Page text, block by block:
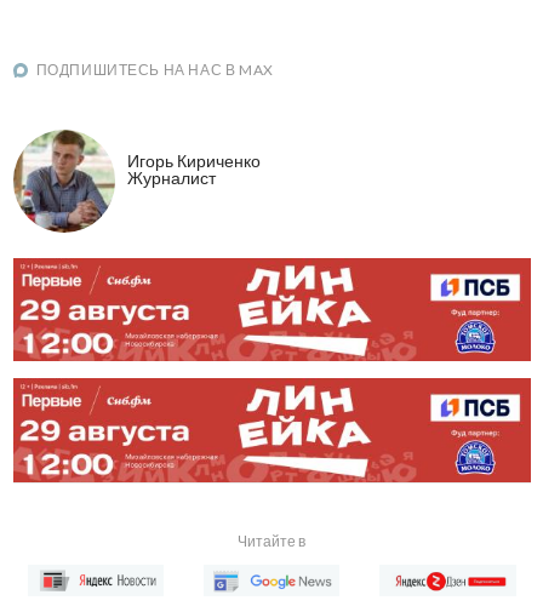
ПОДПИШИТЕСЬ НА НАС В MAX
Игорь Кириченко
Журналист
Читайте в